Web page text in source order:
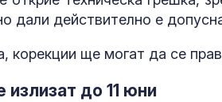
дали действително е
корекции ще могат да се
излизат до 11 юни